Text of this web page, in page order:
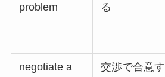
problem
る
negotiate a
交渉で合意す